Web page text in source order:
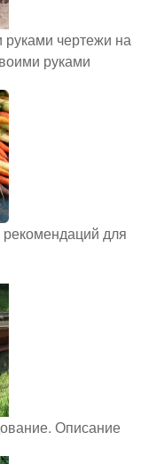
чертежи на
руками
для
Описание